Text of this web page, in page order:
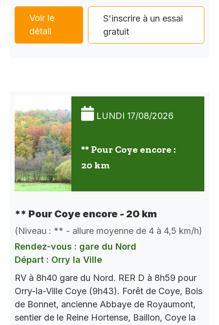
Voir le
détail
S'inscrire à un essai
gratuit
LUNDI 17/08/2026
** Pour Coye encore :
20 km
** Pour Coye encore - 20 km
(Niveau : ** - allure moyenne de 4 à 4,5 km/h)
Rendez-vous : gare du Nord
Départ : Orry la Ville
RV à 8h40 gare du Nord. RER D à 8h59 pour
Orry-la-Ville Coye (9h43). Forêt de Coye, Bois
de Bonnet, ancienne Abbaye de Royaumont,
sentier de le Reine Hortense, Baillon, Coye la